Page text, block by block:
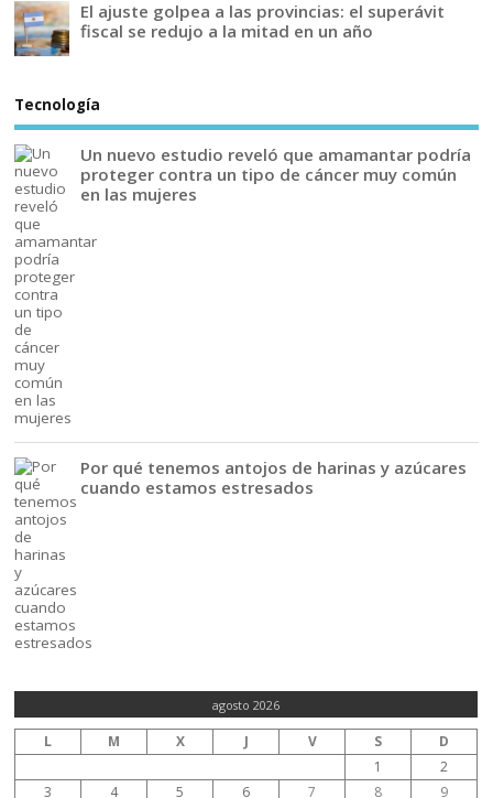
El ajuste golpea a las provincias: el superávit
fiscal se redujo a la mitad en un año
Tecnología
Un nuevo estudio reveló que amamantar podría
proteger contra un tipo de cáncer muy común
en las mujeres
Por qué tenemos antojos de harinas y azúcares
cuando estamos estresados
agosto 2026
L M X J V S
D
1
2
3
4 5 6 7 8 9